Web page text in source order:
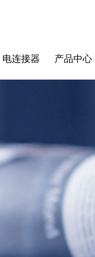
电连接器 产品中心